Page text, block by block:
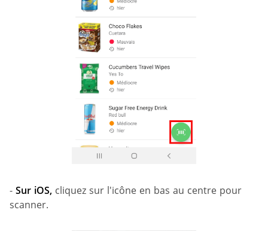
- Sur iOS, cliquez sur l'icône en bas au centre pour
scanner.